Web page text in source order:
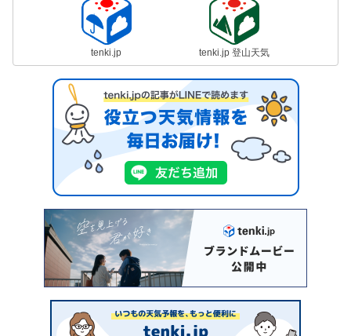
tenki.jp tenki.jp 登山天気